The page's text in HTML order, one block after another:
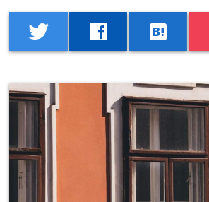
twitter facebook hatenabookmark